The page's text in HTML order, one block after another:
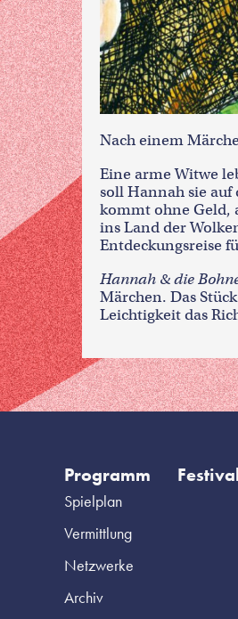
Nach einem
Eine arme Witwe
soll Hannah sie auf
kommt ohne Geld,
ins Land der
Entdeckungsreise
Hannah & die
Märchen. Das
Leichtigkeit das
Programm
Spielplan
Vermittlung
Netzwerke
Archiv
Festival